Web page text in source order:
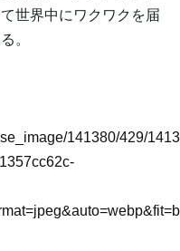
世界中にワクワクを届
。
141380/429/